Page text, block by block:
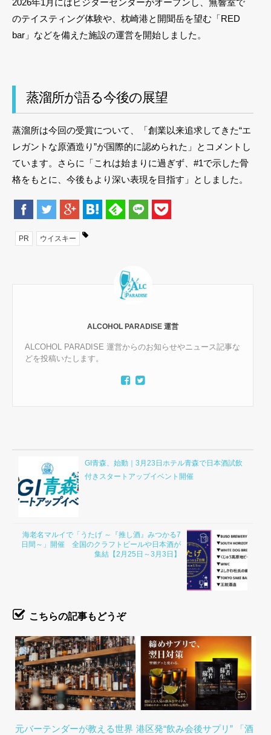
2026年1月にはビジターセンターがオープンし、無響室で
のテイスティング体験や、枕崎港と開聞岳を望む「RED
bar」などを備えた施設の運営を開始しました。
蒸溜所が語る今後の展望
蒸溜所は今回の受賞について、「創業以来追求してきた“エ
レガントな原酒造り”が国際的に認められた」とコメントし
ています。さらに「これは始まりに過ぎず、#1で示した骨
格をもとに、今後もより深い表現を目指す」としました。
PR ウイスキー
ALCOHOL PARADISE 運営
ALCOHOL PARADISE 運営からのお知らせやニュース記事な
どを投稿いたします。
GI青森、始動｜3月23日ホテル青森で日本酒試飲
付きスタートアップイベント開催
海老名マルイで「うたげ ～『推し酒』みつかる7
日間～」開催 全国のクラフトビールや日本酒が
集結【2月25日～3月3日】
こちらの記事もどうぞ
元バーテンダーが教える世界 港区発“飲み会後サプリ” 「酒